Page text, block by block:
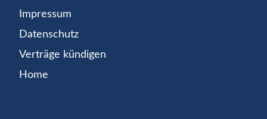
Impressum
Datenschutz
Verträge kündigen
Home